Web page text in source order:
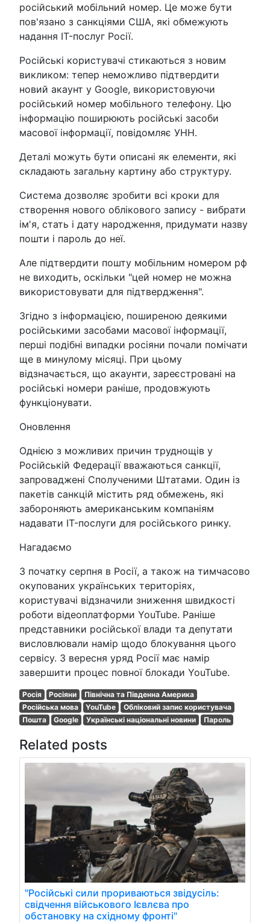
російський мобільний номер. Це може бути
пов'язано з санкціями США, які обмежують
надання IT-послуг Росії.
Російські користувачі стикаються з новим
викликом: тепер неможливо підтвердити
новий акаунт у Google, використовуючи
російський номер мобільного телефону. Цю
інформацію поширюють російські засоби
масової інформації, повідомляє УНН.
Деталі можуть бути описані як елементи, які
складають загальну картину або структуру.
Система дозволяє зробити всі кроки для
створення нового облікового запису - вибрати
ім'я, стать і дату народження, придумати назву
пошти і пароль до неї.
Але підтвердити пошту мобільним номером рф
не виходить, оскільки "цей номер не можна
використовувати для підтвердження".
Згідно з інформацією, поширеною деякими
російськими засобами масової інформації,
перші подібні випадки росіяни почали помічати
ще в минулому місяці. При цьому
відзначається, що акаунти, зареєстровані на
російські номери раніше, продовжують
функціонувати.
Оновлення
Однією з можливих причин труднощів у
Російській Федерації вважаються санкції,
запроваджені Сполученими Штатами. Один із
пакетів санкцій містить ряд обмежень, які
забороняють американським компаніям
надавати IT-послуги для російського ринку.
Нагадаємо
З початку серпня в Росії, а також на тимчасово
окупованих українських територіях,
користувачі відзначили зниження швидкості
роботи відеоплатформи YouTube. Раніше
представники російської влади та депутати
висловлювали намір щодо блокування цього
сервісу. З вересня уряд Росії має намір
завершити процес повної блокади YouTube.
Росія Росіяни
Північна та Південна Америка
Російська мова
YouTube
Обліковий запис користувача
Пошта
Google Українські національні новини Пароль
Related posts
"Російські сили прориваються звідусіль:
свідчення військового Ієвлєва про
обстановку на східному фронті"